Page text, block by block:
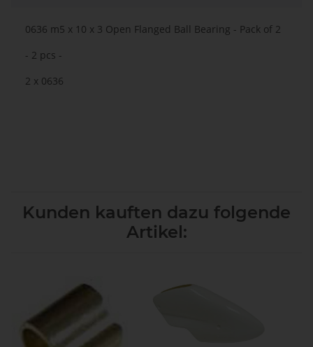
0636 m5 x 10 x 3 Open Flanged Ball Bearing - Pack of 2
- 2 pcs -
2 x 0636
Kunden kauften dazu folgende
Artikel: